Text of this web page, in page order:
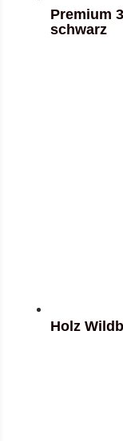
Premium
schwarz
Holz